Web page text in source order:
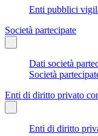
Enti pubblici
Società partecipate
Dati società
Società
Enti di diritto privato
Enti di diritto